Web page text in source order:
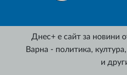
Днес+ е сайт за новини
Варна - политика,
и